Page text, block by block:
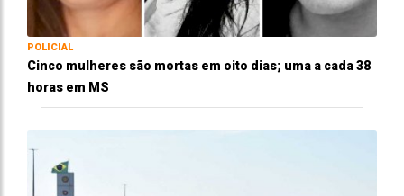
POLICIAL
Cinco mulheres são mortas em oito dias; uma a cada 38
horas em MS